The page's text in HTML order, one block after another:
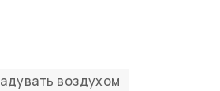
воздухом